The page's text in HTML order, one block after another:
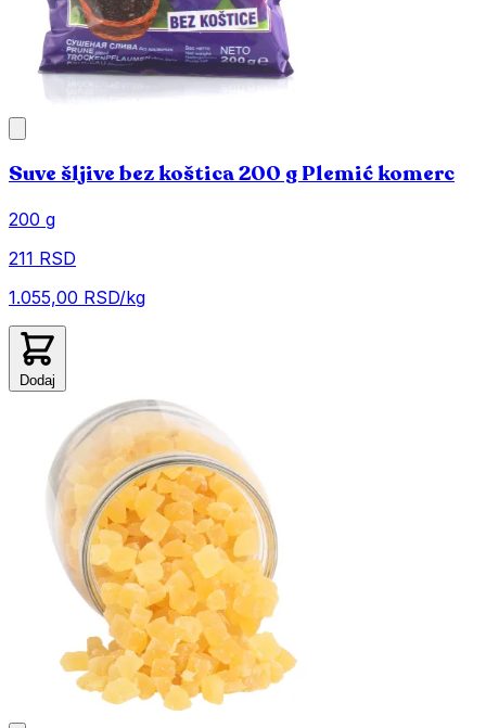
Suve šljive bez koštica 200 g Plemić komerc
200 g
211 RSD
1.055,00 RSD/kg
Dodaj